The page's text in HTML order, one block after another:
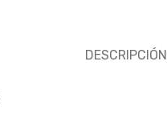
DESCRIPCIÓN